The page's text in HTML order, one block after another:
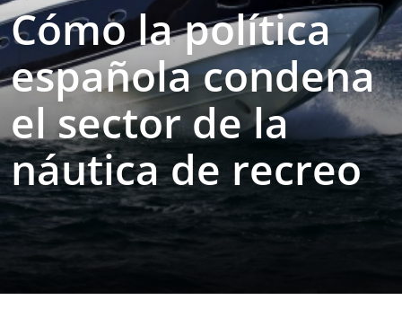
Cómo la política
española condena
el sector de la
náutica de recreo